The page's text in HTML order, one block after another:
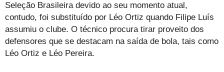
Seleção Brasileira devido ao seu momento atual,
contudo, foi substituído por Léo Ortiz quando Filipe Luís
assumiu o clube. O técnico procura tirar proveito dos
defensores que se destacam na saída de bola, tais como
Léo Ortiz e Léo Pereira.